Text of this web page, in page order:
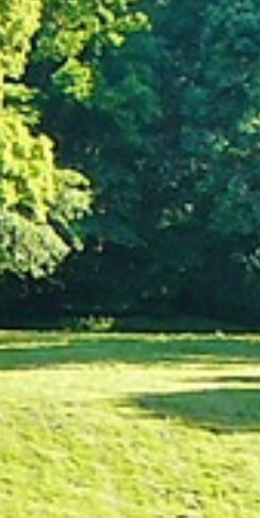
21 | 04 | 2022
Jakie parametry powinna
dobrej jakości przyczepa?
Każdy zakład, który
usługi poza siedzibą firmy,
rozwiązać problem
towarów. Dotyczy to
tych przedsiębiorców, […]